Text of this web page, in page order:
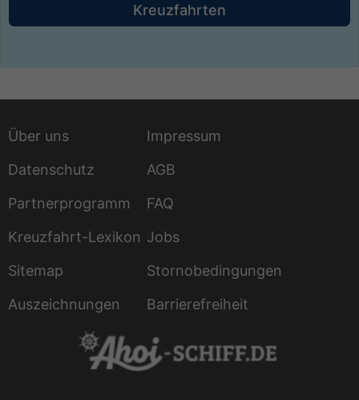
Kreuzfahrten
Über uns
Impressum
Datenschutz
AGB
Partnerprogramm
FAQ
Kreuzfahrt-Lexikon Jobs
Sitemap
Stornobedingungen
Auszeichnungen
Barrierefreiheit